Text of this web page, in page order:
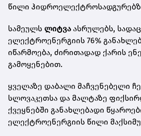
წილი
სამეულს ლიტვა ასრულებს, სადაც
ელექტროენერგიის 76%
იწარმოება, ძირითადად ქარის
გამოყენებით.
ყველაზე დაბალი მაჩვენებელი
სლოვაკეთსა და მალტაზე
ქვეყნებში განახლებადი
ელექტროენერგიის წილი